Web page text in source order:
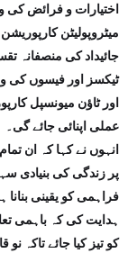
اختیارات و فرائض کی
میٹروپولیٹن
جائیداد کی منصفانہ
ٹیکسز اور فیسوں کی
اور ٹاؤن میونسپل
عملی اپنائی جائے گی۔
انہوں نے کہا کہ ان
پر زندگی کی بنیادی
فراہمی کو یقینی
ہدایت کی کہ باہمی
کو تیز کیا جائے تاکہ